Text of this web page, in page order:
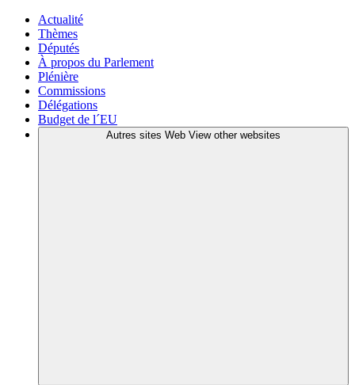
Actualité
Thèmes
Députés
À propos du Parlement
Plénière
Commissions
Délégations
Budget de l´EU
Autres sites Web View other websites